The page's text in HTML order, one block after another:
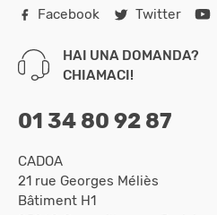
Facebook Twitter
HAI UNA DOMANDA?
CHIAMACI!
01 34 80 92 87
CADOA
21 rue Georges Méliès
Bâtiment H1